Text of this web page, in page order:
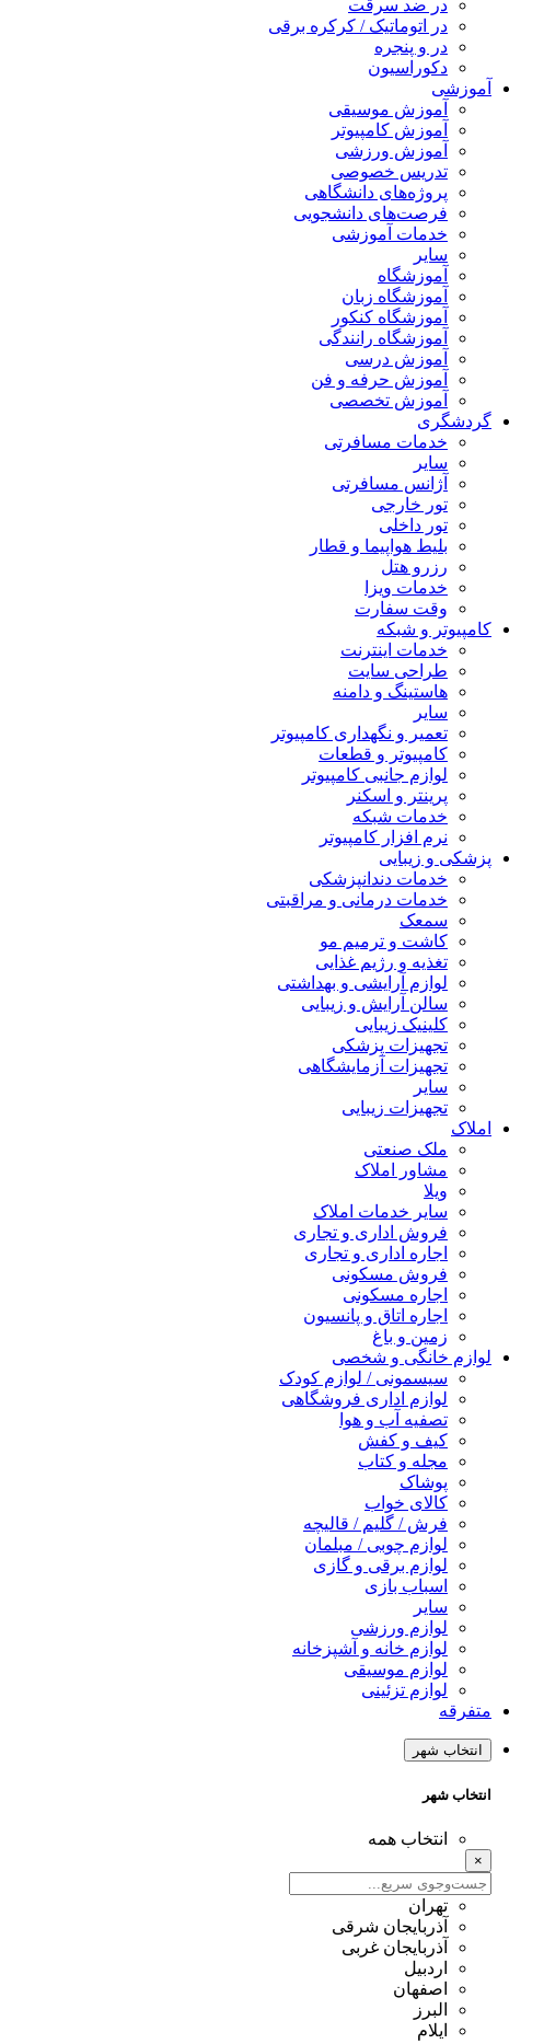
در ضد سرقت
در اتوماتیک / کرکره برقی
در و پنجره
دکوراسیون
آموزشی
آموزش موسیقی
آموزش کامپیوتر
آموزش ورزشی
تدریس خصوصی
پروژه‌های دانشگاهی
فرصت‌های دانشجویی
خدمات آموزشی
سایر
آموزشگاه
آموزشگاه زبان
آموزشگاه کنکور
آموزشگاه رانندگی
آموزش درسی
آموزش حرفه و فن
آموزش تخصصی
گردشگری
خدمات مسافرتی
سایر
آژانس مسافرتی
تور خارجی
تور داخلی
بلیط هواپیما و قطار
رزرو هتل
خدمات ویزا
وقت سفارت
کامپیوتر و شبکه
خدمات اینترنت
طراحی سایت
هاستینگ و دامنه
سایر
تعمیر و نگهداری کامپیوتر
کامپیوتر و قطعات
لوازم جانبی کامپیوتر
پرینتر و اسکنر
خدمات شبکه
نرم افزار کامپیوتر
پزشکی و زیبایی
خدمات دندانپزشکی
خدمات درمانی و مراقبتی
سمعک
کاشت و ترمیم مو
تغذیه و رژیم غذایی
لوازم آرایشی و بهداشتی
سالن آرایش و زیبایی
کلینیک زیبایی
تجهیزات پزشکی
تجهیزات آزمایشگاهی
سایر
تجهیزات زیبایی
املاک
ملک صنعتی
مشاور املاک
ویلا
سایر خدمات املاک
فروش اداری و تجاری
اجاره اداری و تجاری
فروش مسکونی
اجاره مسکونی
اجاره اتاق و پانسیون
زمین و باغ
لوازم خانگی و شخصی
سیسمونی / لوازم کودک
لوازم اداری فروشگاهی
تصفیه آب و هوا
کیف و کفش
مجله و کتاب
پوشاک
کالای خواب
فرش / گلیم / قالیچه
لوازم چوبی / مبلمان
لوازم برقی و گازی
اسباب بازی
سایر
لوازم ورزشی
لوازم خانه و آشپزخانه
لوازم موسیقی
لوازم تزئینی
متفرقه
انتخاب شهر
انتخاب شهر
انتخاب همه
×
تهران
آذربایجان شرقی
آذربایجان غربی
اردبیل
اصفهان
البرز
ایلام